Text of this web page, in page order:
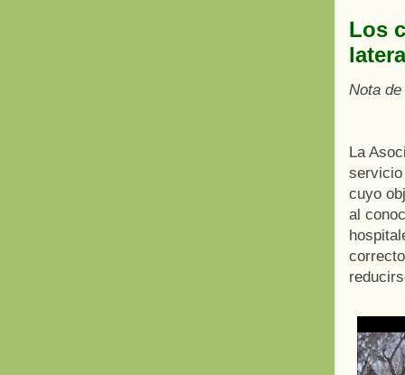
Los
Nota
La
servicio
cuyo
al